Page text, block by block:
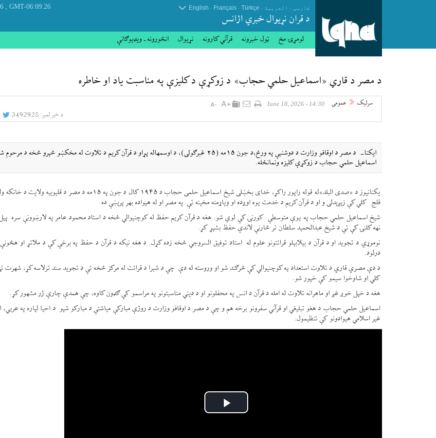
GMT-06:09:26
, Saturday 08 August 2026 فارسی . العربیة .
Türkçe
.
Français
.
English
د قران نړيوال خبري اژانس
لومړۍ مخ ټول خبرونه قرآني کارونه نړيوال انځورونه ـ ویډیوګانې
د مصر د قاري «اسماعیل حلمي حجاب» د زوکړې د کلیزې په مناسبت یاد او خاطره
سرلیک عمومی 14:30 - June 18, 2026
د خبر لمبر: 3492928
ایکنا- د مصر د اوقافو وزارت د دوشنبې په ورځ،د جون ۱۵مه (۲۵ غبرګولی)، د اوسمهاله پړاو د قرآن کریم د تلاوت له مخکښو څېرو څخه د
اسماعیل حلمي حجاب د زوکړې کلیزه ونمانځله.
یکنانیوز د «صدی البلد»له قوله راپور راکړ، خدای بخښلی شیخ اسماعیل حلمی حجاب د ۱۹۴۵ کال د جون په ۱۵مه د مصر د
قلج کلي کې زېږېدلی و او د قرآن کریم د خدمت یوه اوږده او ویاړمنه مخینه ئې په مصر او له هېواده بهر پرېښې ده
شیخ اسماعیل حلمي حجاب په یوې متوسطې کورنۍ کې لوي شو. هغه د قرآن کریم حفظ له کوچنیوالي څخه د استاد محمود عامر په لارښوونې سره پیل
نهه کلنۍ کې ئې د شیخ عبدالحمید سلطان تر څارنې لاندې حفظ بشپړ کړ.
نوموړي د تجوید او د قرآن د بېلابېلو قرائتونو علوم له استاد توفیق السروجي څخه زده کړل. د هغه نیکه د قرآن د حفظ په برخې کې د ملاتړ او
درلود.
د دې مصري قاري د تلاوت استعداد په کوچنیوالي کې څرګند شو او وروسته له دې چې د شبرا د قرائت له مرکز څخه ئې د تجوید سند ترلاسه کړ، شهرت
کلي او شاوخوا سیمو کې خپور شو.
هغه د خپل خوږ غږ او ماهرانه تلاوت له امله د قرآن د انس په محفلونو او د دیني مناسبتونو په مراسمو کې ګډون کاوه، چې همدې چارې ژر مشهور کړ.
اسماعیل حلمي حجاب د هغو تبلیغي او قرآني سفرونو برخه هم و چې د مصر د اوقافو وزارت د روژې مبارکې میاشتې د مبارکو شپو د احیا لپاره په عربي،
غیر اسلامي هېوادونو کې تنظیمول.
Play